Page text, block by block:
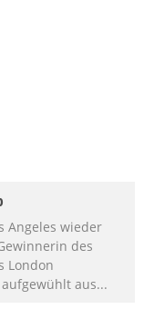
Angeles wieder
des
London
aus...